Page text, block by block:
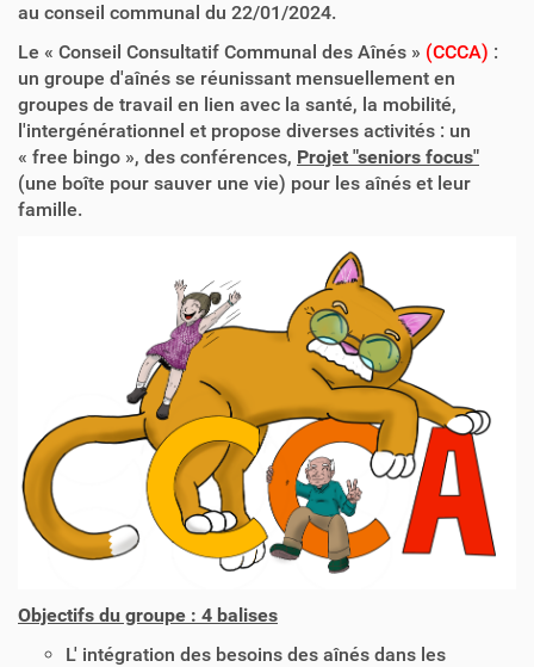
au conseil communal du 22/01/2024.
Le « Conseil Consultatif Communal des Aînés » (CCCA) :
un groupe d'aînés se réunissant mensuellement en
groupes de travail en lien avec la santé, la mobilité,
l'intergénérationnel et propose diverses activités : un
« free bingo », des conférences, Projet "seniors focus"
(une boîte pour sauver une vie) pour les aînés et leur
famille.
Objectifs du groupe : 4 balises
L' intégration des besoins des aînés dans les